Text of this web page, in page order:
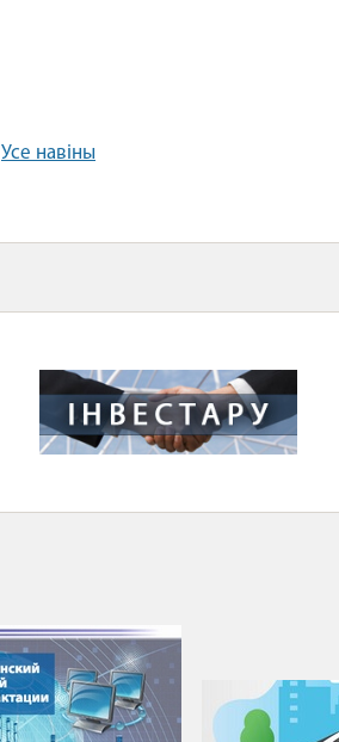
Усе навіны